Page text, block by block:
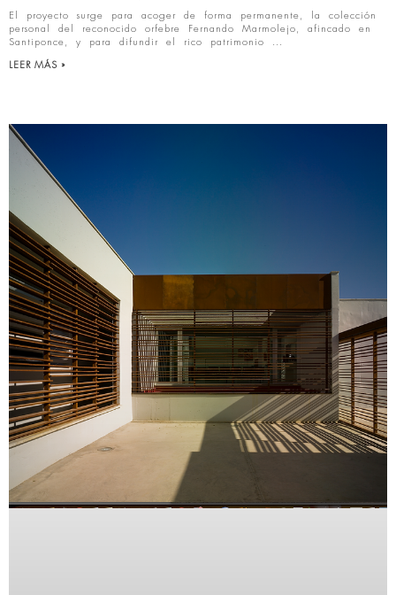
El proyecto surge para acoger de forma permanente, la colección
personal del reconocido orfebre Fernando Marmolejo, afincado en
Santiponce, y para difundir el rico patrimonio
LEER MÁS »